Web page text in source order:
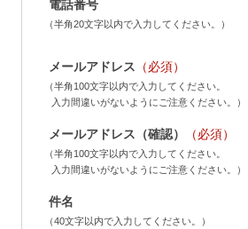
電話番号
（半角20文字以内で入力してください。）
メールアドレス （必須）
（半角100文字以内で入力してください。
入力間違いがないようにご注意ください。）
メールアドレス（確認） （必須）
（半角100文字以内で入力してください。
入力間違いがないようにご注意ください。）
件名
（40文字以内で入力してください。）